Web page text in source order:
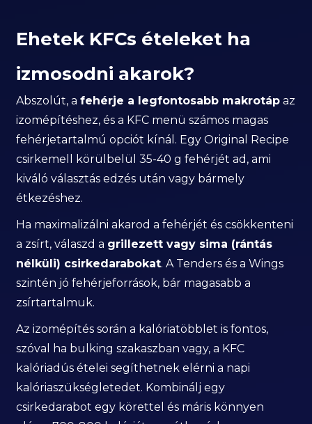
Ehetek KFCs ételeket ha
izmosodni akarok?
Abszolút, afehérje a legfontosabb makrotáp az
izomépítéshez, és a KFC menü számos magas
fehérjetartalmú opciót kínál. Egy Original Recipe
csirkemell körülbelül 35-40 g fehérjét ad, ami
kiváló választás edzés után vagy bármely
étkezéshez.
Ha maximalizálni akarod a fehérjét és csökkenteni
a zsírt, válaszd a grillezett vagy sima (rántás
nélküli) csirkedarabokat. A Tenders és a Wings
szintén jó fehérjeforrások, bár magasabb a
zsírtartalmuk.
Az izomépítés során a kalóriatöbblet is fontos,
szóval ha bulking szakaszban vagy, a KFC
kalóriadús ételei segíthetnek elérni a napi
kalóriaszükségletedet. Kombinálj egy
csirkedarabot egy körettel és máris könnyen